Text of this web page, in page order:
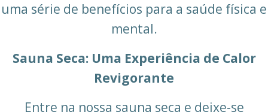
uma série de benefícios para a saúde física e
mental.
Sauna Seca: Uma Experiência de Calor
Revigorante
Entre na nossa sauna seca e deixe-se